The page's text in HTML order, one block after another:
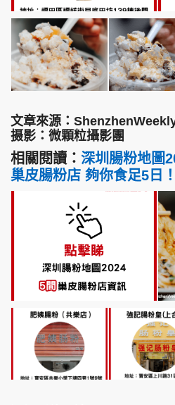
文章來源：
摄影：微顆粒攝影團
相關閱讀： 深圳腸粉地圖
巢皮腸粉店 夠你食足5日！